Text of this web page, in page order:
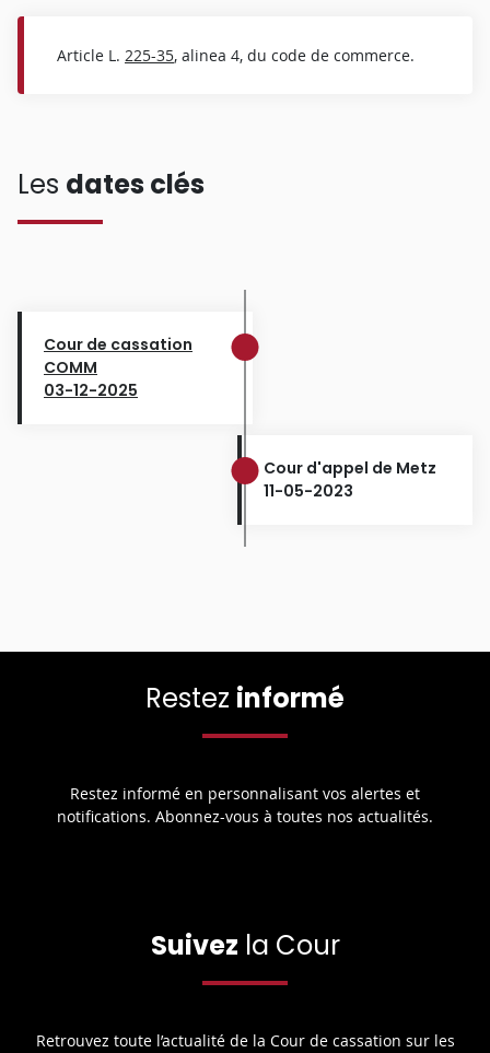
Article L. 225-35, alinea 4, du code de commerce.
Les dates clés
Cour de cassation
COMM
03-12-2025
Cour d'appel de Metz
11-05-2023
Restez informé
Restez informé en personnalisant vos alertes et
notifications. Abonnez-vous à toutes nos actualités.
Suivez la Cour
Retrouvez toute l’actualité de la Cour de cassation sur les